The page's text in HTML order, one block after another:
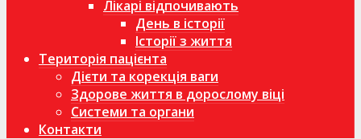
Лікарі відпочивають
День в історії
Історії з життя
Територія пацієнта
Дієти та корекція ваги
Здорове життя в дорослому віці
Системи та органи
Контакти